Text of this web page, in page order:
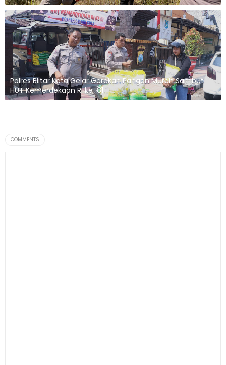
Polres Blitar Kota Gelar Gerakan Pangan Murah Sambut
HUT Kemerdekaan RI ke-81
COMMENTS